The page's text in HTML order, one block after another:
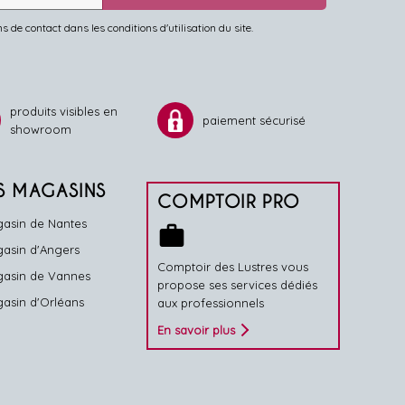
de contact dans les conditions d'utilisation du site.
produits visibles en
showroom
paiement sécurisé
MAGASINS
de Nantes
d'Angers
de Vannes
d'Orléans
COMPTOIR PRO
work
Comptoir des Lustres vous
propose ses services dédiés
aux professionnels
En savoir plus